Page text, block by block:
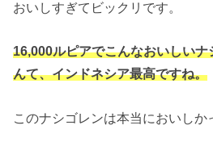
おいしすぎてビックリです。
16,000ルピアでこんなおいしい
んて、インドネシア最高ですね。
このナシゴレンは本当においしか